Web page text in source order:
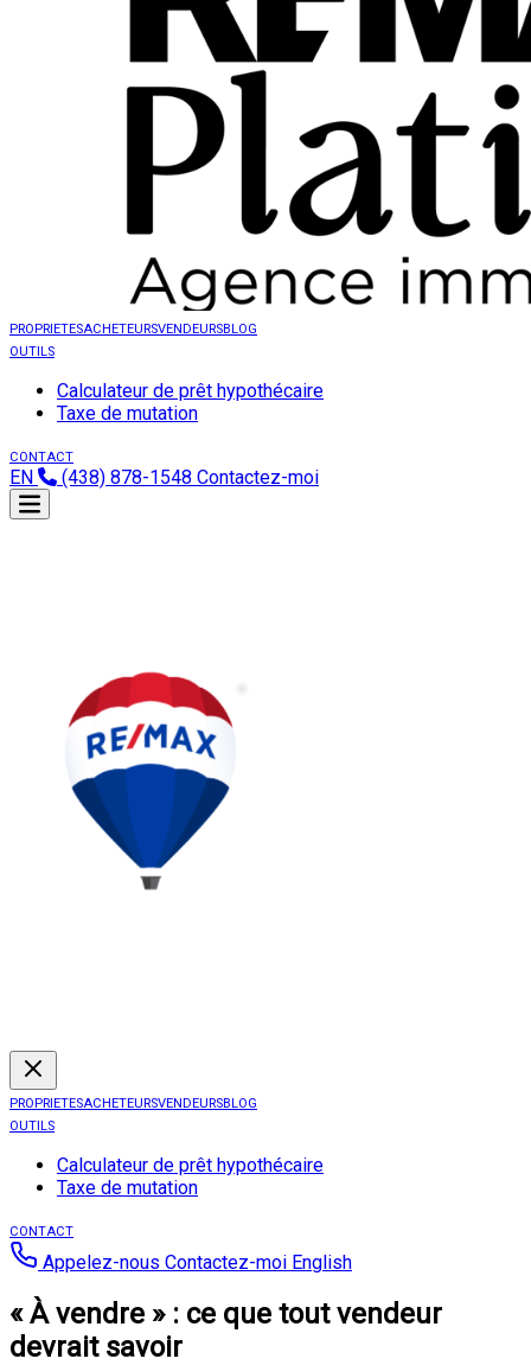
PROPRIETESACHETEURSVENDEURSBLOG
OUTILS
Calculateur de prêt hypothécaire
Taxe de mutation
CONTACT
EN (438) 878-1548 Contactez-moi
PROPRIETESACHETEURSVENDEURSBLOG
OUTILS
Calculateur de prêt hypothécaire
Taxe de mutation
CONTACT
Appelez-nous Contactez-moi English
« À vendre » : ce que tout vendeur
devrait savoir